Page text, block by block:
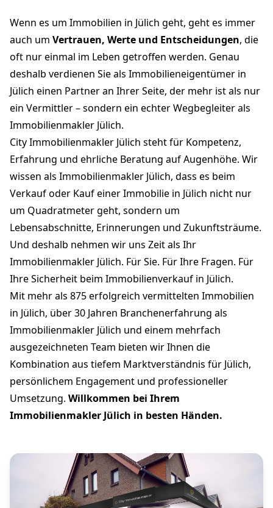
Wenn es um Immobilien in Jülich geht, geht es immer
auch um Vertrauen, Werte und Entscheidungen, die
oft nur einmal im Leben getroffen werden. Genau
deshalb verdienen Sie als Immobilieneigentümer in
Jülich einen Partner an Ihrer Seite, der mehr ist als nur
ein Vermittler – sondern ein echter Wegbegleiter als
Immobilienmakler Jülich.
City Immobilienmakler Jülich steht für Kompetenz,
Erfahrung und ehrliche Beratung auf Augenhöhe. Wir
wissen als Immobilienmakler Jülich, dass es beim
Verkauf oder Kauf einer Immobilie in Jülich nicht nur
um Quadratmeter geht, sondern um
Lebensabschnitte, Erinnerungen und Zukunftsträume.
Und deshalb nehmen wir uns Zeit als Ihr
Immobilienmakler Jülich. Für Sie. Für Ihre Fragen. Für
Ihre Sicherheit beim Immobilienverkauf in Jülich.
Mit mehr als 875 erfolgreich vermittelten Immobilien
in Jülich, über 30 Jahren Branchenerfahrung als
Immobilienmakler Jülich und einem mehrfach
ausgezeichneten Team bieten wir Ihnen die
Kombination aus tiefem Marktverständnis für Jülich,
persönlichem Engagement und professioneller
Umsetzung. Willkommen bei Ihrem
Immobilienmakler Jülich in besten Händen.